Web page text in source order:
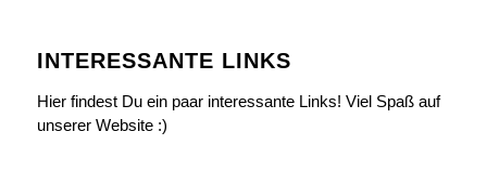
INTERESSANTE LINKS
Hier findest Du ein paar interessante Links! Viel Spaß auf
unserer Website :)